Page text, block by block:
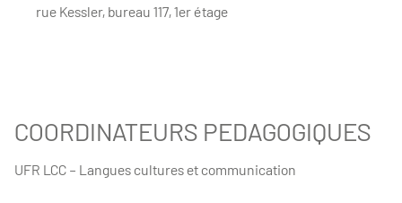
rue Kessler, bureau 117, 1er étage
COORDINATEURS PEDAGOGIQUES
UFR LCC – Langues cultures et communication